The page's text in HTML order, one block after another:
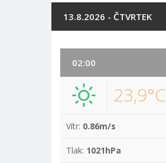
13.8.2026 - ČTVRTEK
02:00
23,9°C
Vítr: 0.86m/s
Tlak: 1021hPa